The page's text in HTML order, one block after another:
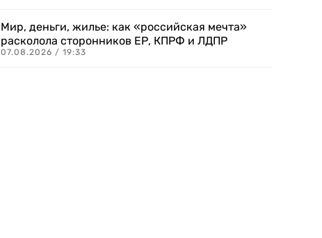
Мир, деньги, жилье: как «российская мечта»
расколола сторонников ЕР, КПРФ и ЛДПР
07.08.2026 / 19:33